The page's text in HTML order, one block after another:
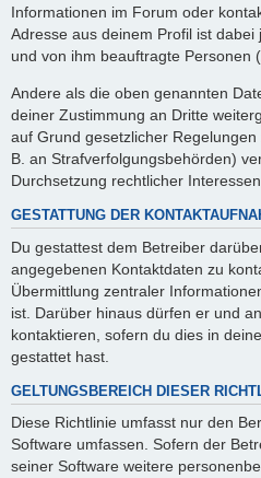
Informationen im Forum oder
Adresse aus deinem Profil ist
und von ihm beauftragte Personen
Andere als die oben genannten
deiner Zustimmung an Dritte
auf Grund gesetzlicher
B. an Strafverfolgungsbehörden)
Durchsetzung rechtlicher
GESTATTUNG DER
Du gestattest dem Betreiber
angegebenen Kontaktdaten zu
Übermittlung zentraler
ist. Darüber hinaus dürfen er und
kontaktieren, sofern du dies in
gestattet hast.
GELTUNGSBEREICH DIESER
Diese Richtlinie umfasst nur den
Software umfassen. Sofern der
seiner Software weitere